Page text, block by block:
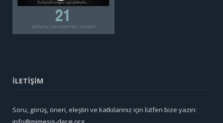
İLETİŞİM
Soru, görüş, öneri, eleştiri ve katkılarınız için lütfen bize yazın: